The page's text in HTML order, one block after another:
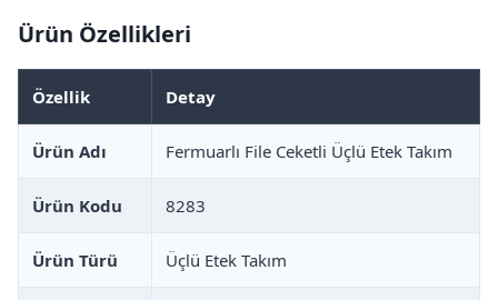
Ürün Özellikleri
Özellik Detay
Ürün Adı Fermuarlı File Ceketli Üçlü Etek Takım
Ürün Kodu 8283
Ürün Türü Üçlü Etek Takım